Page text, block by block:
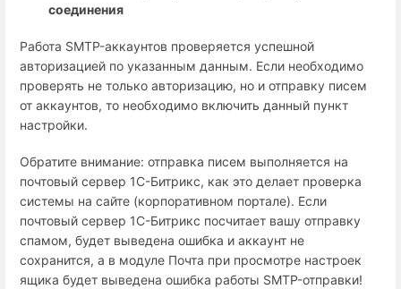
соединения
Работа SMTP-аккаунтов проверяется успешной
авторизацией по указанным данным. Если необходимо
проверять не только авторизацию, но и отправку писем
от аккаунтов, то необходимо включить данный пункт
настройки.
Обратите внимание: отправка писем выполняется на
почтовый сервер 1С-Битрикс, как это делает проверка
системы на сайте (корпоративном портале). Если
почтовый сервер 1С-Битрикс посчитает вашу отправку
спамом, будет выведена ошибка и аккаунт не
сохранится, а в модуле Почта при просмотре настроек
ящика будет выведена ошибка работы SMTP-отправки!